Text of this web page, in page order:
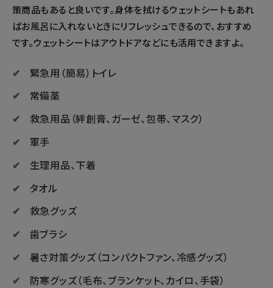
策商品もあると良いです。身体を拭けるウェットシートもあれ
ばお風呂に入れないときにリフレッシュできるので、おすすめ
です。ウェットシートはアウトドアなどにも活用できますよ。
緊急用（簡易）トイレ
常備薬
救急用品（絆創膏、ガーゼ、包帯、マスク）
軍手
生理用品、下着
タオル
救急グッズ
歯ブラシ
暑さ対策グッズ（コンパクトファン、冷感グッズ）
防寒グッズ（毛布、ブランケット、カイロ、手袋）